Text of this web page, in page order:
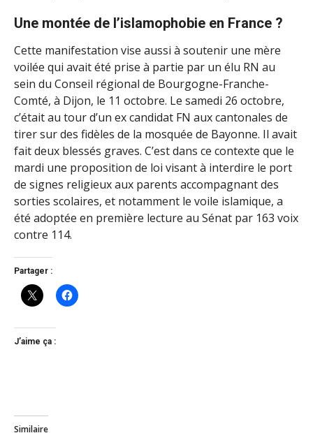
Une montée de l’islamophobie en France ?
Cette manifestation vise aussi à soutenir une mère
voilée qui avait été prise à partie par un élu RN au
sein du Conseil régional de Bourgogne-Franche-
Comté, à Dijon, le 11 octobre. Le samedi 26 octobre,
c’était au tour d’un ex candidat FN aux cantonales de
tirer sur des fidèles de la mosquée de Bayonne. Il avait
fait deux blessés graves. C’est dans ce contexte que le
mardi une proposition de loi visant à interdire le port
de signes religieux aux parents accompagnant des
sorties scolaires, et notamment le voile islamique, a
été adoptée en première lecture au Sénat par 163 voix
contre 114.
Partager :
J’aime ça :
Similaire